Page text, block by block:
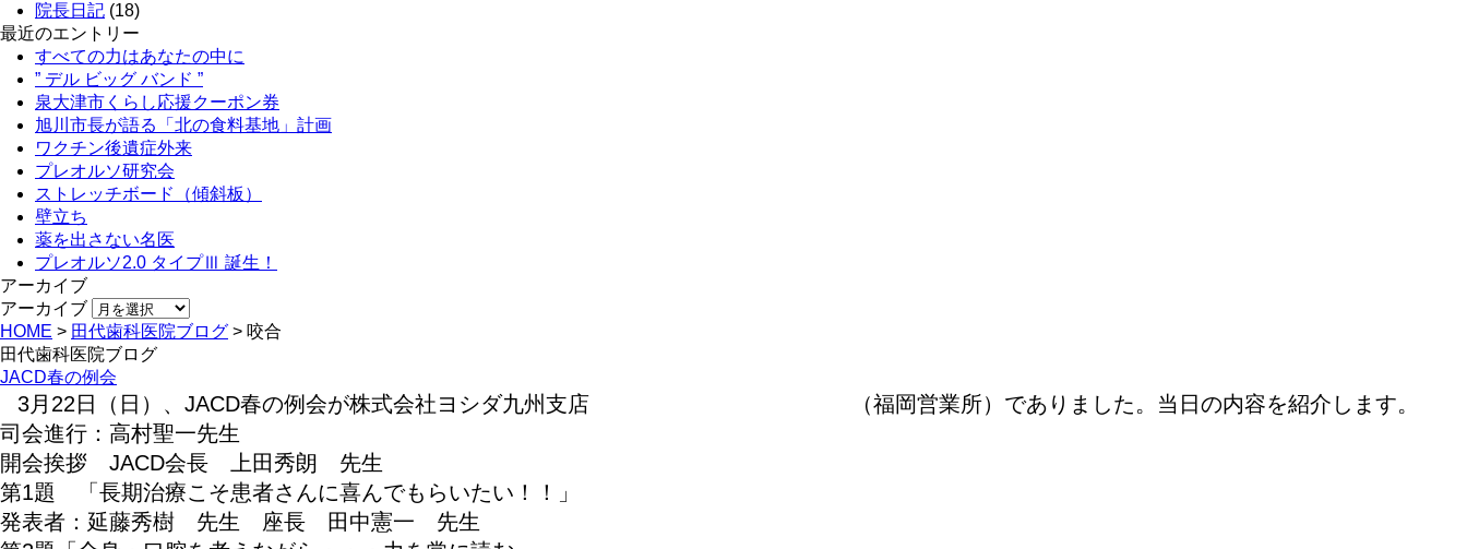
院長日記 (18)
最近のエントリー
すべての力はあなたの中に
” デル ビッグ バンド ”
泉大津市くらし応援クーポン券
旭川市長が語る「北の食料基地」計画
ワクチン後遺症外来
プレオルソ研究会
ストレッチボード（傾斜板）
壁立ち
薬を出さない名医
プレオルソ2.0 タイプⅢ 誕生！
アーカイブ
アーカイブ
HOME > 田代歯科医院ブログ > 咬合
田代歯科医院ブログ
JACD春の例会
3月22日（日）、JACD春の例会が株式会社ヨシダ九州支店 （福岡営業所）でありました。当日の内容を紹介します。
司会進行：高村聖一先生
開会挨拶 JACD会長 上田秀朗 先生
第1題 「長期治療こそ患者さんに喜んでもらいたい！！」
発表者：延藤秀樹 先生 座長 田中憲一 先生